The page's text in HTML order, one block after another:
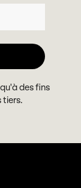
des fins
tiers.